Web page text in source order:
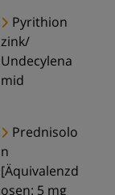
Pyrithion
zink/
Undecylena
mid
Prednisolo
n
[Äquivalenzd
osen: 5 mg